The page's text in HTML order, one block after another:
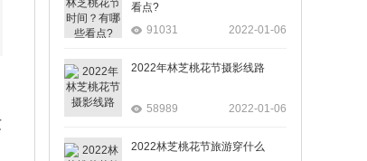
看点?
91031
2022-01-06
2022年林芝桃花节摄影线路
58989 2022-01-06
2022林芝桃花节旅游穿什么